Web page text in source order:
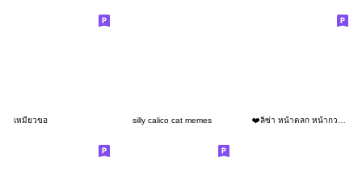
เหมียวขอ silly calico cat memes